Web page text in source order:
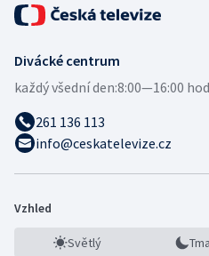
Divácké centrum
každý všední den:8:00—16:00
261 136 113
info@ceskatelevize.cz
Vzhled
Světlý